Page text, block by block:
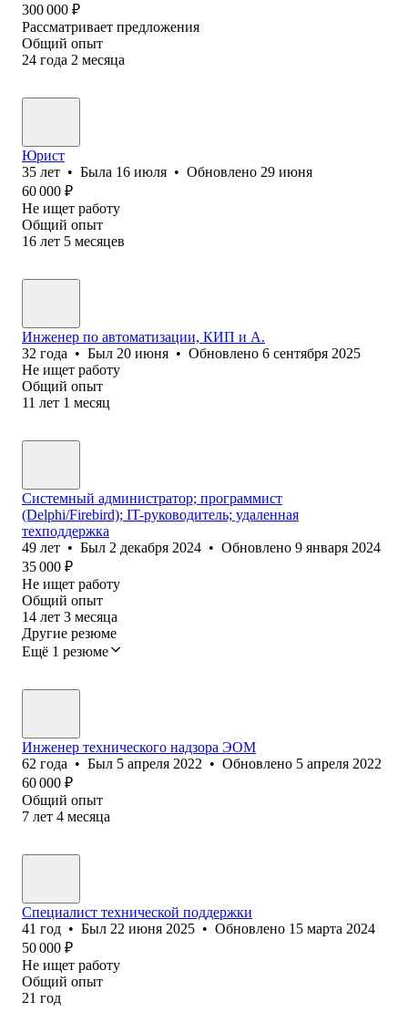
300 000 ₽
Рассматривает предложения
Общий опыт
24 года 2 месяца
Юрист
35 лет • Была 16 июля • Обновлено 29 июня
60 000 ₽
Не ищет работу
Общий опыт
16 лет 5 месяцев
Инженер по автоматизации, КИП и А.
32 года • Был 20 июня • Обновлено 6 сентября 2025
Не ищет работу
Общий опыт
11 лет 1 месяц
Системный администратор; программист
(Delphi/Firebird); IT-руководитель; удаленная
техподдержка
49 лет • Был 2 декабря 2024 • Обновлено 9 января 2024
35 000 ₽
Не ищет работу
Общий опыт
14 лет 3 месяца
Другие резюме
Ещё 1 резюме
Инженер технического надзора ЭОМ
62 года • Был 5 апреля 2022 • Обновлено 5 апреля 2022
60 000 ₽
Общий опыт
7 лет 4 месяца
Специалист технической поддержки
41 год • Был 22 июня 2025 • Обновлено 15 марта 2024
50 000 ₽
Не ищет работу
Общий опыт
21 год